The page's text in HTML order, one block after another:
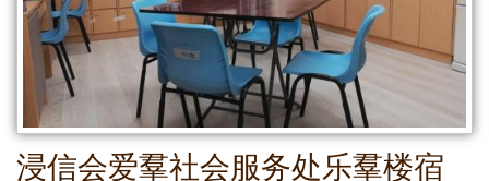
浸信会爱羣社会服务处乐羣楼宿